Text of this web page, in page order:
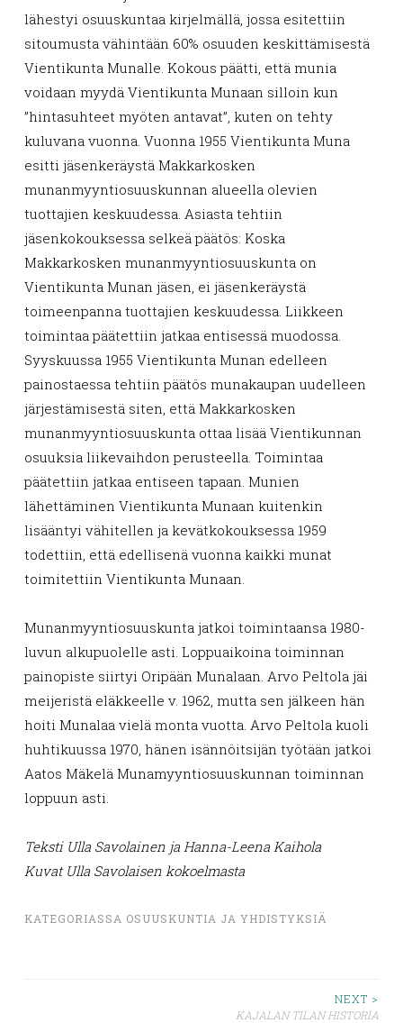
lähestyi osuuskuntaa kirjelmällä, jossa esitettiin
sitoumusta vähintään 60% osuuden keskittämisestä
Vientikunta Munalle. Kokous päätti, että munia
voidaan myydä Vientikunta Munaan silloin kun
”hintasuhteet myöten antavat”, kuten on tehty
kuluvana vuonna. Vuonna 1955 Vientikunta Muna
esitti jäsenkeräystä Makkarkosken
munanmyyntiosuuskunnan alueella olevien
tuottajien keskuudessa. Asiasta tehtiin
jäsenkokouksessa selkeä päätös: Koska
Makkarkosken munanmyyntiosuuskunta on
Vientikunta Munan jäsen, ei jäsenkeräystä
toimeenpanna tuottajien keskuudessa. Liikkeen
toimintaa päätettiin jatkaa entisessä muodossa.
Syyskuussa 1955 Vientikunta Munan edelleen
painostaessa tehtiin päätös munakaupan uudelleen
järjestämisestä siten, että Makkarkosken
munanmyyntiosuuskunta ottaa lisää Vientikunnan
osuuksia liikevaihdon perusteella. Toimintaa
päätettiin jatkaa entiseen tapaan. Munien
lähettäminen Vientikunta Munaan kuitenkin
lisääntyi vähitellen ja kevätkokouksessa 1959
todettiin, että edellisenä vuonna kaikki munat
toimitettiin Vientikunta Munaan.
Munanmyyntiosuuskunta jatkoi toimintaansa 1980-
luvun alkupuolelle asti. Loppuaikoina toiminnan
painopiste siirtyi Oripään Munalaan. Arvo Peltola jäi
meijeristä eläkkeelle v. 1962, mutta sen jälkeen hän
hoiti Munalaa vielä monta vuotta. Arvo Peltola kuoli
huhtikuussa 1970, hänen isännöitsijän työtään jatkoi
Aatos Mäkelä Munamyyntiosuuskunnan toiminnan
loppuun asti.
Teksti Ulla Savolainen ja Hanna-Leena Kaihola
Kuvat Ulla Savolaisen kokoelmasta
KATEGORIASSA OSUUSKUNTIA JA YHDISTYKSIÄ
NEXT >
KAJALAN TILAN HISTORIA